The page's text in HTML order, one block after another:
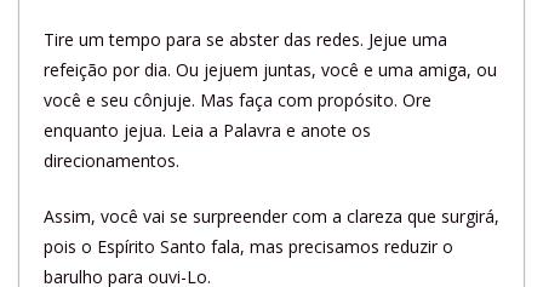
Tire um tempo para se abster das redes. Jejue uma
refeição por dia. Ou jejuem juntas, você e uma amiga, ou
você e seu cônjuje. Mas faça com propósito. Ore
enquanto jejua. Leia a Palavra e anote os
direcionamentos.
Assim, você vai se surpreender com a clareza que surgirá,
pois o Espírito Santo fala, mas precisamos reduzir o
barulho para ouvi-Lo.